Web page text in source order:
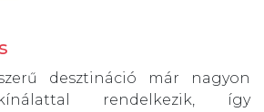
desztináció már nagyon
rendelkezik, így